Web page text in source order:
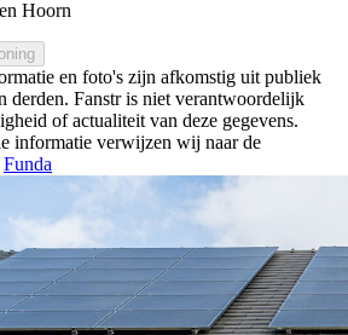
Hoorn
en foto's zijn afkomstig uit publiek
derden. Fanstr is niet verantwoordelijk
of actualiteit van deze gegevens.
informatie verwijzen wij naar de
Funda